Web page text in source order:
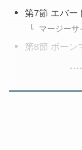
第7節 エバー
マージーサ
第8節 ボーン